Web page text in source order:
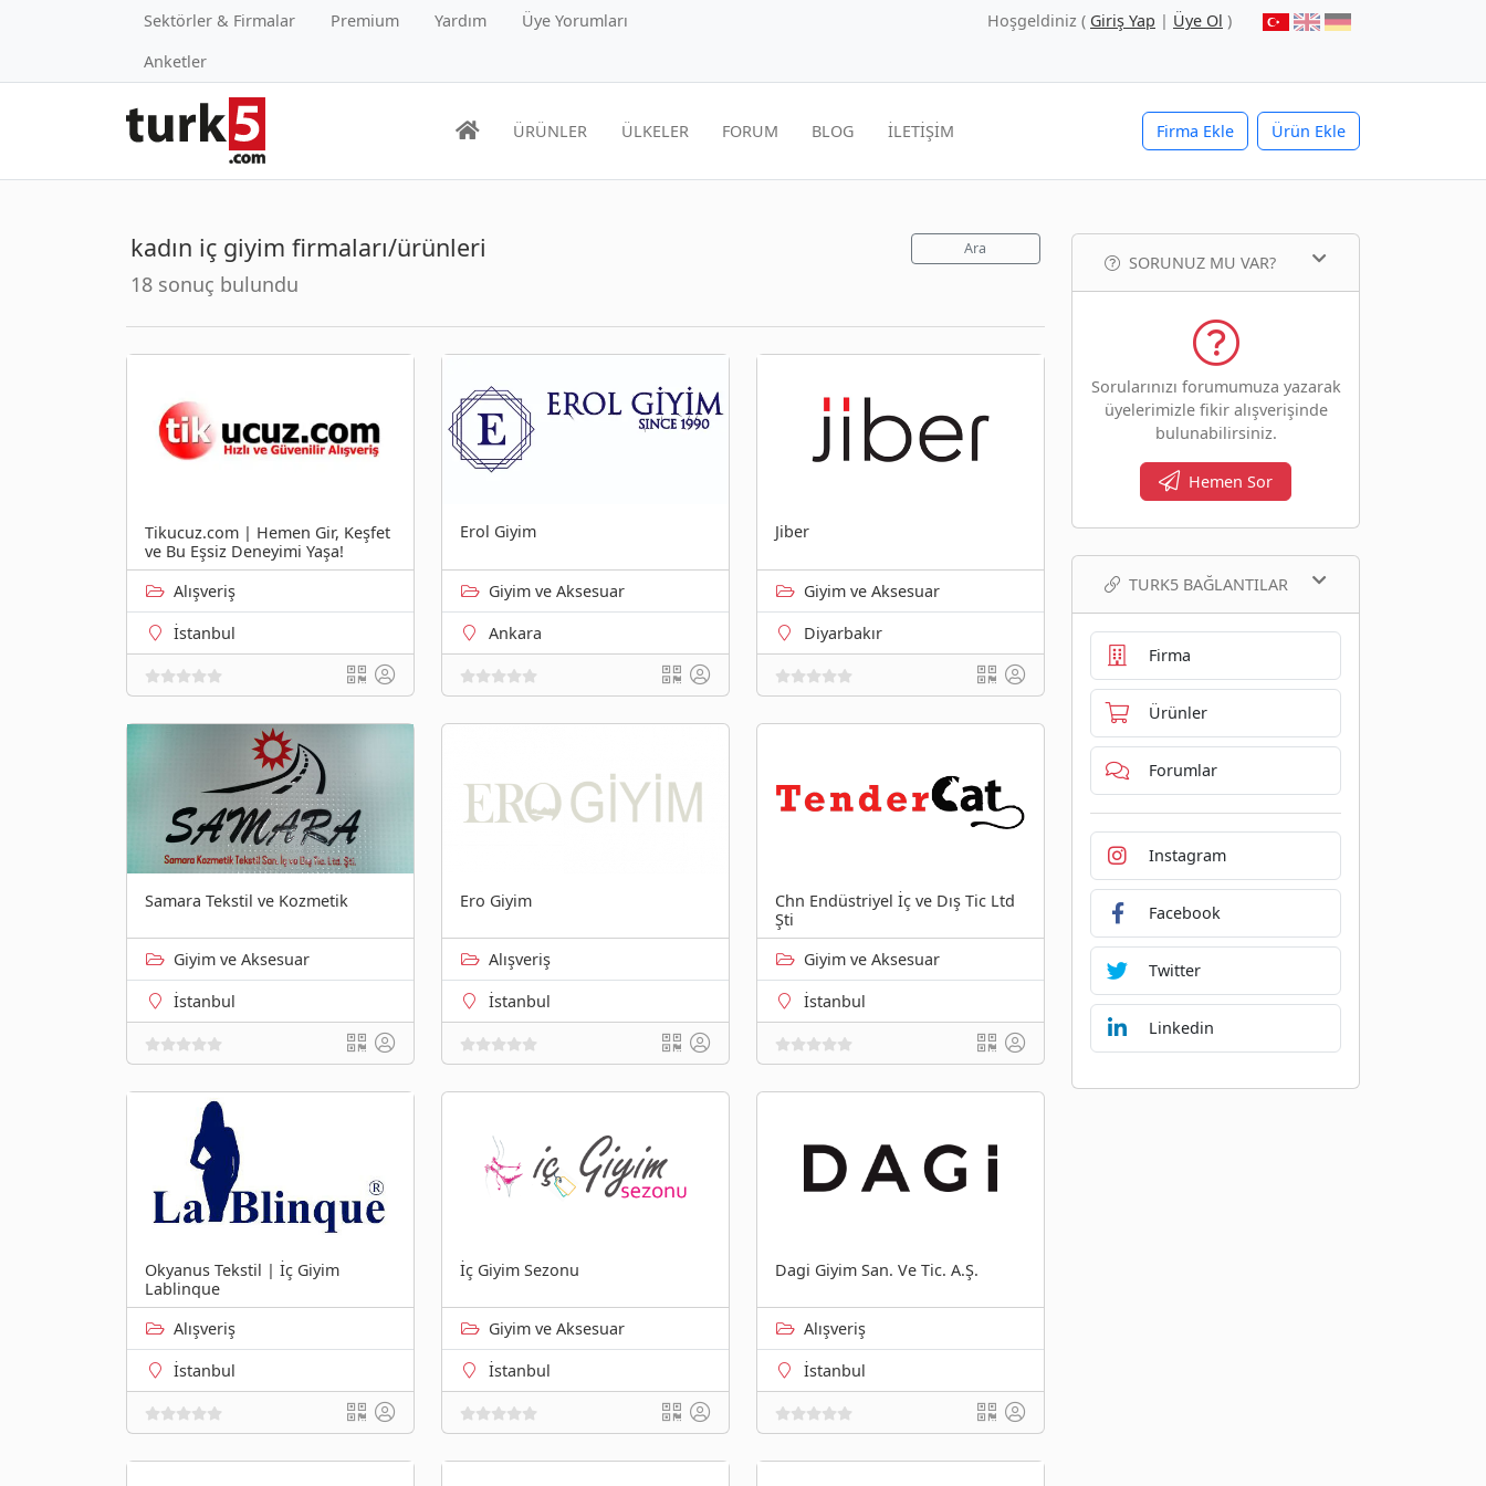
Sektörler & Firmalar Premium Yardım
Üye Yorumları
Anketler
Hoşgeldiniz ( Giriş Yap | Üye Ol )
Firma Ekle Ürün Ekle
ÜRÜNLER ÜLKELER FORUM BLOG İLETİŞİM
kadın iç giyim firmaları/ürünleri
18 sonuç bulundu
Ara
Tikucuz.com | Hemen Gir, Keşfet
ve Bu Eşsiz Deneyimi Yaşa!
Alışveriş
İstanbul
Erol Giyim
Giyim ve Aksesuar
Ankara
Jiber
Giyim ve Aksesuar
Diyarbakır
Samara Tekstil ve Kozmetik
Giyim ve Aksesuar
İstanbul
Ero Giyim
Alışveriş
İstanbul
Chn Endüstriyel İç ve Dış Tic Ltd
Şti
Giyim ve Aksesuar
İstanbul
Okyanus Tekstil | İç Giyim
Lablinque
Alışveriş
İstanbul
İç Giyim Sezonu
Giyim ve Aksesuar
İstanbul
Dagi Giyim San. Ve Tic. A.Ş.
Alışveriş
İstanbul
SORUNUZ MU VAR?
Sorularınızı forumumuza yazarak
üyelerimizle fikir alışverişinde
bulunabilirsiniz.
Hemen Sor
TURK5 BAĞLANTILAR
Firma
Ürünler
Forumlar
Instagram
Facebook
Twitter
Linkedin